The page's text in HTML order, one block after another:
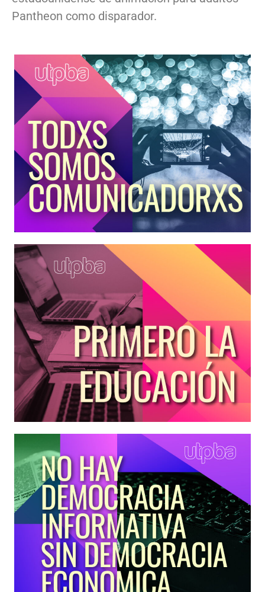
Pantheon como disparador.